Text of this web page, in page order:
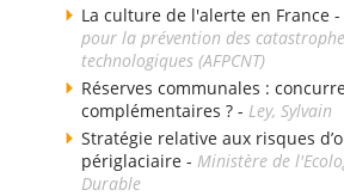
La culture de l'alerte en France -
pour la prévention des
technologiques (AFPCNT)
Réserves communales :
complémentaires ? - Ley, Sylvain
Stratégie relative aux risques
périglaciaire - Ministère de
Durable